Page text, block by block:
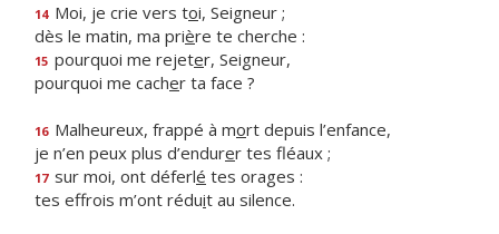
14 Moi, je crie vers toi, Seigneur ;
dès le matin, ma prière te cherche :
15 pourquoi me rejeter, Seigneur,
pourquoi me cacher ta face ?
16 Malheureux, frappé à mort depuis l’enfance,
je n’en peux plus d’endurer tes fléaux ;
17 sur moi, ont déferlé tes orages :
tes effrois m’ont réduit au silence.